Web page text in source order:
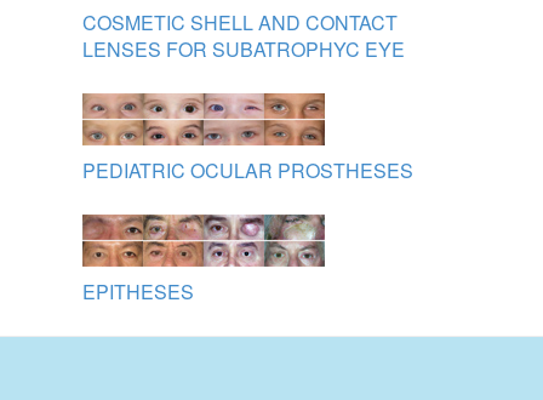
COSMETIC SHELL AND CONTACT
LENSES FOR SUBATROPHYC EYE
PEDIATRIC OCULAR PROSTHESES
EPITHESES